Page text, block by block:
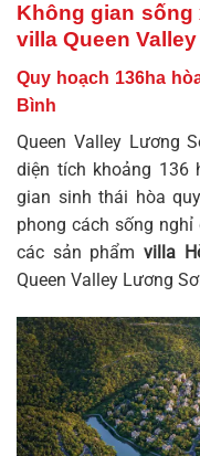
Không gian
villa Queen Valley
Quy hoạch 136ha
Bình
Queen Valley Lương
diện tích khoảng 136
gian sinh thái hòa
phong cách sống
các sản phẩmvilla
Queen Valley Lương